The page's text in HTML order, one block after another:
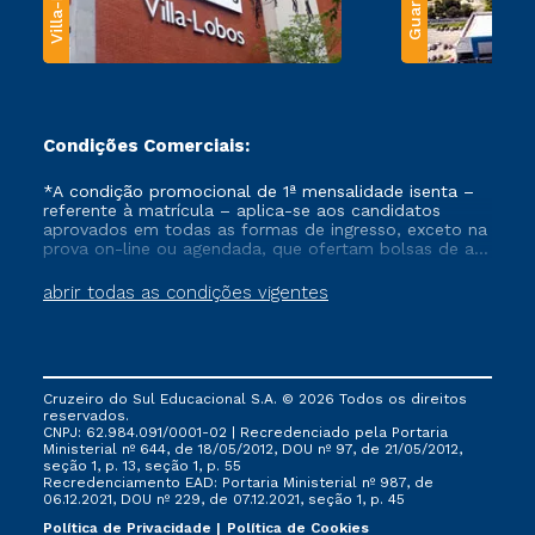
Condições Comerciais:
abrir todas as condições vigentes
*A condição promocional de 1ª mensalidade isenta –
referente à matrícula – aplica-se aos candidatos
aprovados em todas as formas de ingresso, exceto na
prova on-line ou agendada, que ofertam bolsas de até
vigente, que ainda não tenham efetivado e/ou não
tenham cancelado ou trancado sua matrícula em uma
via FIES, Prouni e outros programas governamentais, e
não se acumula com nenhuma outra campanha
ofertada pela Instituição.
Cruzeiro do Sul Educacional S.A. © 2026 Todos os direitos
reservados.
CNPJ: 62.984.091/0001-02 | Recredenciado pela Portaria
Ministerial nº 644, de 18/05/2012, DOU nº 97, de 21/05/2012,
seção 1, p. 13, seção 1, p. 55
Recredenciamento EAD: Portaria Ministerial nº 987, de
06.12.2021, DOU nº 229, de 07.12.2021, seção 1, p. 45
Política de Privacidade
Política de Cookies